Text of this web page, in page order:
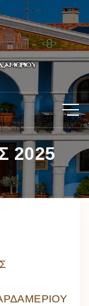
2025